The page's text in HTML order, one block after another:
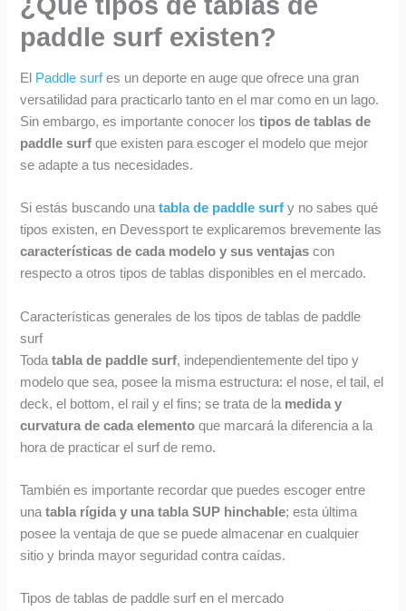
¿Qué tipos de tablas de
paddle surf existen?
El Paddle surfes un deporte en auge que ofrece una gran
versatilidad para practicarlo tanto en el mar como en un lago.
Sin embargo, es importante conocer lostipos de tablas de
paddle surf que existen para escoger el modelo que mejor
se adapte a tus necesidades.
Si estás buscando unatabla de paddle surf y no sabes qué
tipos existen, en Devessport te explicaremos brevemente las
características de cada modelo y sus ventajas con
respecto a otros tipos de tablas disponibles en el mercado.
Características generales de los tipos de tablas de paddle
surf
Todatabla de paddle surf, independientemente del tipo y
modelo que sea, posee la misma estructura: el nose, el tail, el
deck, el bottom, el rail y el fins; se trata de la medida y
curvatura de cada elemento que marcará la diferencia a la
hora de practicar el surf de remo.
También es importante recordar que puedes escoger entre
unatabla rígida y una tabla SUP hinchable; esta última
posee la ventaja de que se puede almacenar en cualquier
sitio y brinda mayor seguridad contra caídas.
Tipos de tablas de paddle surf en el mercado
.
9
€
.
.
9
€
.
€